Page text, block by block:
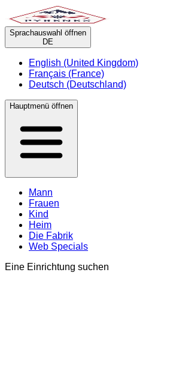
Sprachauswahl öffnen
DE
English (United Kingdom)
Français (France)
Deutsch (Deutschland)
Hauptmenü öffnen
Mann
Frauen
Kind
Heim
Die Fabrik
Web Specials
Eine Einrichtung suchen